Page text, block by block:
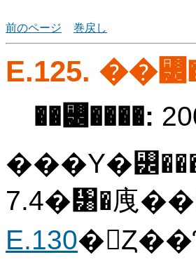
前のページ
巻戻し
E.125.
��꡼����:
7.4�᥸�㡼
E.130